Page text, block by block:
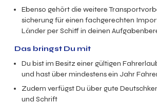
Ebenso gehört die weitere
sicherung für einen fachgerechten
Länder per Schiff in deinen
Das bringst Du mit
Du bist im Besitz einer gültigen
und hast über mindestens ein Jahr
Zudem verfügst Du über gute
und Schrift